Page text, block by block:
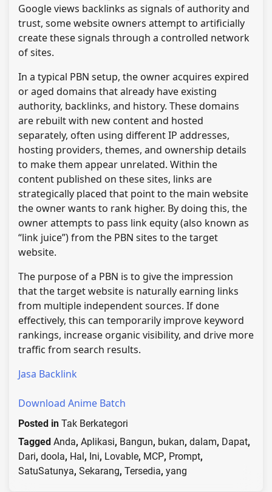
Google views backlinks as signals of authority and
trust, some website owners attempt to artificially
create these signals through a controlled network
of sites.
In a typical PBN setup, the owner acquires expired
or aged domains that already have existing
authority, backlinks, and history. These domains
are rebuilt with new content and hosted
separately, often using different IP addresses,
hosting providers, themes, and ownership details
to make them appear unrelated. Within the
content published on these sites, links are
strategically placed that point to the main website
the owner wants to rank higher. By doing this, the
owner attempts to pass link equity (also known as
“link juice”) from the PBN sites to the target
website.
The purpose of a PBN is to give the impression
that the target website is naturally earning links
from multiple independent sources. If done
effectively, this can temporarily improve keyword
rankings, increase organic visibility, and drive more
traffic from search results.
Jasa Backlink
Download Anime Batch
Posted in Tak Berkategori
Tagged Anda, Aplikasi, Bangun, bukan, dalam, Dapat,
Dari, doola, Hal , Ini, Lovable, MCP, Prompt,
SatuSatunya, Sekarang, Tersedia, yang